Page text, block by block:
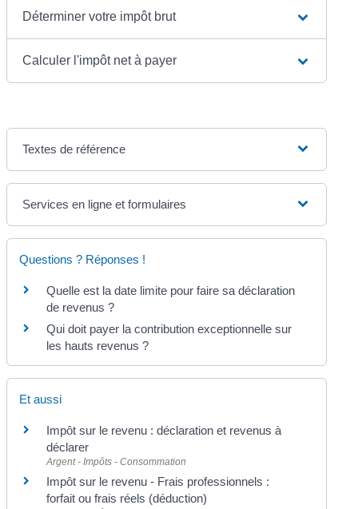
Déterminer votre impôt brut
Calculer l'impôt net à payer
Textes de référence
Services en ligne et formulaires
Questions ? Réponses !
Quelle est la date limite pour faire sa déclaration
de revenus ?
Qui doit payer la contribution exceptionnelle sur
les hauts revenus ?
Et aussi
Impôt sur le revenu : déclaration et revenus à
déclarer
Argent - Impôts - Consommation
Impôt sur le revenu - Frais professionnels :
forfait ou frais réels (déduction)